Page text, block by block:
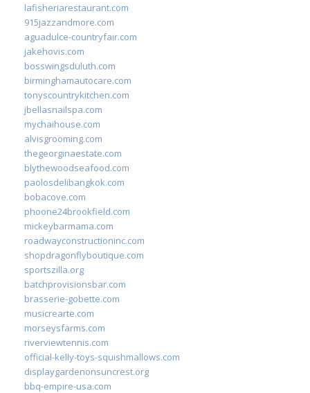
lafisheriarestaurant.com
915jazzandmore.com
aguadulce-countryfair.com
jakehovis.com
bosswingsduluth.com
birminghamautocare.com
tonyscountrykitchen.com
jbellasnailspa.com
mychaihouse.com
alvisgrooming.com
thegeorginaestate.com
blythewoodseafood.com
paolosdelibangkok.com
bobacove.com
phoone24brookfield.com
mickeybarmama.com
roadwayconstructioninc.com
shopdragonflyboutique.com
sportszilla.org
batchprovisionsbar.com
brasserie-gobette.com
musicrearte.com
morseysfarms.com
riverviewtennis.com
official-kelly-toys-squishmallows.com
displaygardenonsuncrest.org
bbq-empire-usa.com